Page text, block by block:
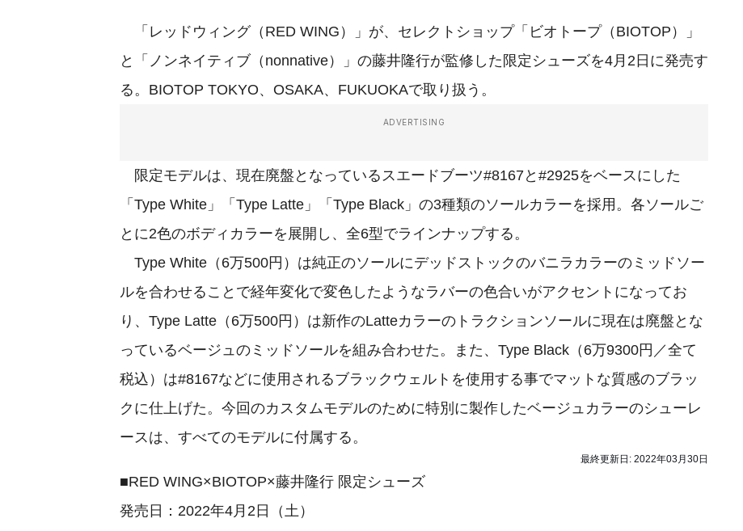
「レッドウィング（RED WING）」が、セレクトショップ「ビオトープ（BIOTOP）」
と「ノンネイティブ（nonnative）」の藤井隆行が監修した限定シューズを4月2日に発売す
る。BIOTOP TOKYO、OSAKA、FUKUOKAで取り扱う。
ADVERTISING
限定モデルは、現在廃盤となっているスエードブーツ#8167と#2925をベースにした
「Type White」「Type Latte」「Type Black」の3種類のソールカラーを採用。各ソールご
とに2色のボディカラーを展開し、全6型でラインナップする。
Type White（6万500円）は純正のソールにデッドストックのバニラカラーのミッドソー
ルを合わせることで経年変化で変色したようなラバーの色合いがアクセントになってお
り、Type Latte（6万500円）は新作のLatteカラーのトラクションソールに現在は廃盤とな
っているベージュのミッドソールを組み合わせた。また、Type Black（6万9300円／全て
税込）は#8167などに使用されるブラックウェルトを使用する事でマットな質感のブラッ
クに仕上げた。今回のカスタムモデルのために特別に製作したベージュカラーのシューレ
ースは、すべてのモデルに付属する。
最終更新日: 2022年03月30日
■RED WING×BIOTOP×藤井隆行 限定シューズ
発売日：2022年4月2日（土）